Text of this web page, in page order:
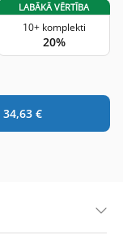
LABĀKĀ VĒRTĪBA
10+ komplekti
20%
34,63 €